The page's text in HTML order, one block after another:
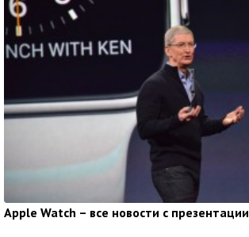
Apple Watch – все новости с презентации